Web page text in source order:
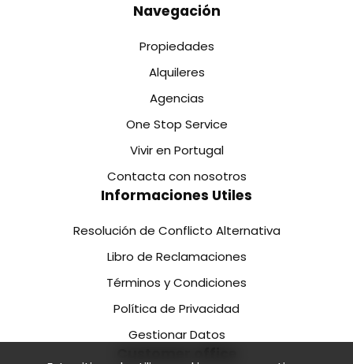
Navegación
Propiedades
Alquileres
Agencias
One Stop Service
Vivir en Portugal
Contacta con nosotros
Informaciones Utiles
Resolución de Conflicto Alternativa
Libro de Reclamaciones
Términos y Condiciones
Política de Privacidad
Gestionar Datos